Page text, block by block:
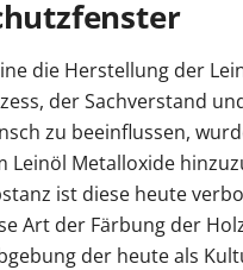
die Herstellung der
der Sachverstand
zu beeinflussen,
Leinöl Metalloxide
ist diese heute
Art der Färbung der
der heute als